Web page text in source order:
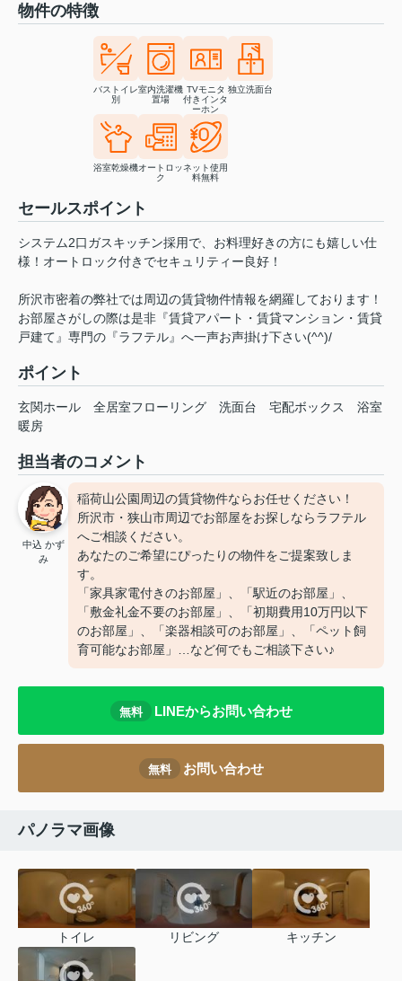
物件の特徴
バストイレ
別
室内洗濯機
置場
TVモニタ
付きインタ
ーホン
独立洗面台
浴室乾燥機オートロッ
ク
ネット使用
料無料
セールスポイント
システム2口ガスキッチン採用で、お料理好きの方にも嬉しい仕
様！オートロック付きでセキュリティー良好！
所沢市密着の弊社では周辺の賃貸物件情報を網羅しております！
お部屋さがしの際は是非『賃貸アパート・賃貸マンション・賃貸
戸建て』専門の『ラフテル』へ一声お声掛け下さい(^^)/
ポイント
玄関ホール 全居室フローリング 洗面台 宅配ボックス
浴室
暖房
担当者のコメント
中込 かず
み
稲荷山公園周辺の賃貸物件ならお任せください！
所沢市・狭山市周辺でお部屋をお探しならラフテル
へご相談ください。
あなたのご希望にぴったりの物件をご提案致しま
す。
「家具家電付きのお部屋」、「駅近のお部屋」、
「敷金礼金不要のお部屋」、「初期費用10万円以下
のお部屋」、「楽器相談可のお部屋」、「ペット飼
育可能なお部屋」…など何でもご相談下さい♪
無料 LINEからお問い合わせ
無料 お問い合わせ
パノラマ画像
トイレ リビング キッチン